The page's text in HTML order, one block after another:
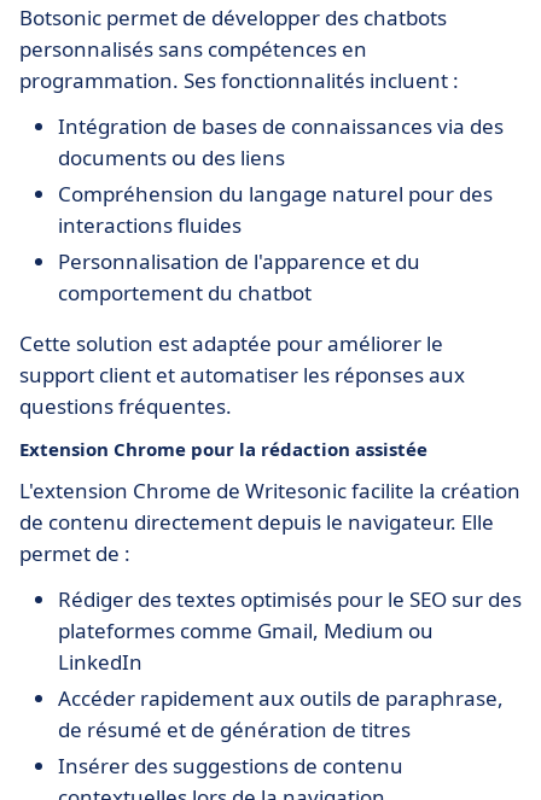
Botsonic permet de développer des chatbots
personnalisés sans compétences en
programmation. Ses fonctionnalités incluent :
Intégration de bases de connaissances via des
documents ou des liens
Compréhension du langage naturel pour des
interactions fluides
Personnalisation de l'apparence et du
comportement du chatbot
Cette solution est adaptée pour améliorer le
support client et automatiser les réponses aux
questions fréquentes.
Extension Chrome pour la rédaction assistée
L'extension Chrome de Writesonic facilite la création
de contenu directement depuis le navigateur. Elle
permet de :
Rédiger des textes optimisés pour le SEO sur des
plateformes comme Gmail, Medium ou
LinkedIn
Accéder rapidement aux outils de paraphrase,
de résumé et de génération de titres
Insérer des suggestions de contenu